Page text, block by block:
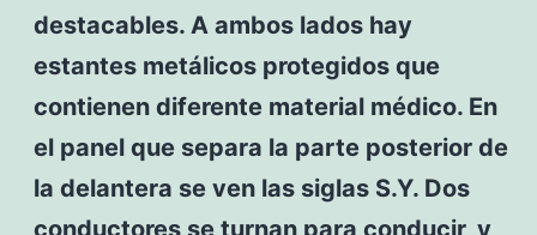
destacables. A ambos lados hay
estantes metálicos protegidos que
contienen diferente material médico. En
el panel que separa la parte posterior de
la delantera se ven las siglas S.Y. Dos
conductores se turnan para conducir, y